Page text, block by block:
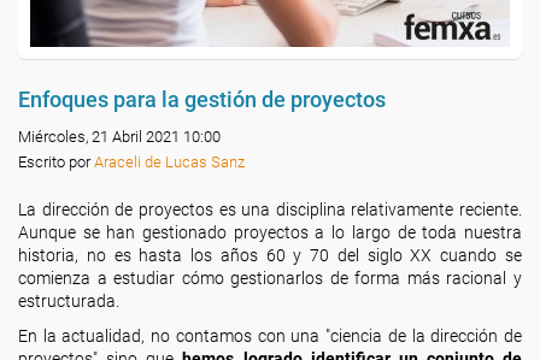
Enfoques para la gestión de proyectos
Miércoles, 21 Abril 2021 10:00
Escrito porAraceli de Lucas Sanz
La dirección de proyectos es una disciplina relativamente reciente.
Aunque se han gestionado proyectos a lo largo de toda nuestra
historia, no es hasta los años 60 y 70 del siglo XX cuando se
comienza a estudiar cómo gestionarlos de forma más racional y
estructurada.
En la actualidad, no contamos con una "ciencia de la dirección de